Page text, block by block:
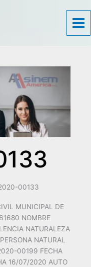
00133
MUNICIPAL DE
NOMBRE
NATURALEZA
NATURAL
00199 FECHA
16/07/2020 AUTO